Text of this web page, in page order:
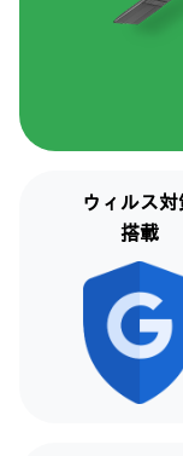
ウィルス対
搭載